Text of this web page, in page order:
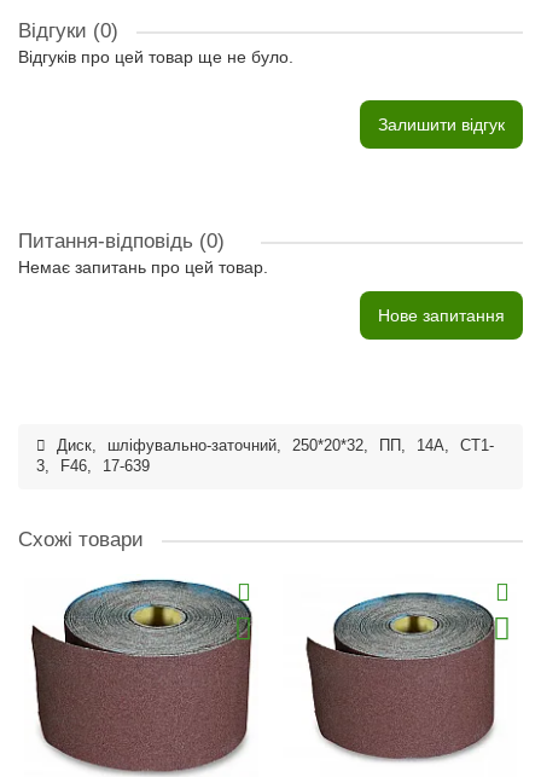
Відгуки (0)
Відгуків про цей товар ще не було.
Залишити відгук
Питання-відповідь (0)
Немає запитань про цей товар.
Нове запитання
Диск, шліфувально-заточний, 250*20*32, , 14А,
СТ1-
3, F46, 17-639
Схожі товари